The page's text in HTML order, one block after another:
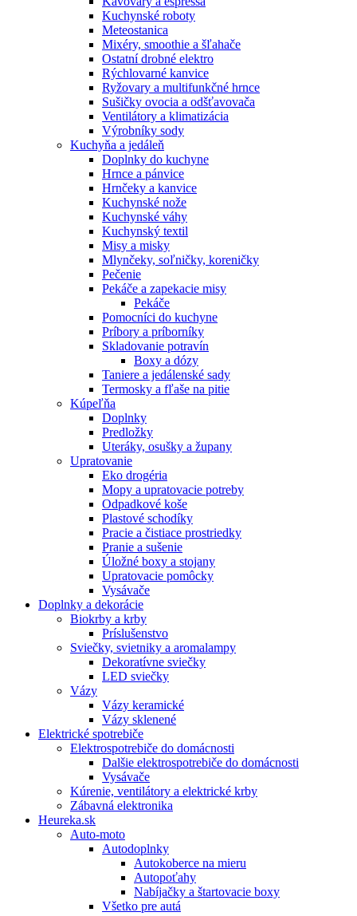
Kuchynské roboty
Meteostanica
Mixéry, smoothie a šľahače
Ostatní drobné elektro
Rýchlovarné kanvice
Ryžovary a multifunkčné hrnce
Sušičky ovocia a odšťavovača
Ventilátory a klimatizácia
Výrobníky sody
Kuchyňa a jedáleň
Doplnky do kuchyne
Hrnce a pánvice
Hrnčeky a kanvice
Kuchynské nože
Kuchynské váhy
Kuchynský textil
Misy a misky
Mlynčeky, soľničky, koreničky
Pečenie
Pekáče a zapekacie misy
Pekáče
Pomocníci do kuchyne
Príbory a príborníky
Skladovanie potravín
Boxy a dózy
Taniere a jedálenské sady
Termosky a fľaše na pitie
Kúpeľňa
Doplnky
Predložky
Uteráky, osušky a župany
Upratovanie
Eko drogéria
Mopy a upratovacie potreby
Odpadkové koše
Plastové schodíky
Pracie a čistiace prostriedky
Pranie a sušenie
Úložné boxy a stojany
Upratovacie pomôcky
Vysávače
Doplnky a dekorácie
Biokrby a krby
Príslušenstvo
Sviečky, svietniky a aromalampy
Dekoratívne sviečky
LED sviečky
Vázy
Vázy keramické
Vázy sklenené
Elektrické spotrebiče
Elektrospotrebiče do domácnosti
Dalšie elektrospotrebiče do domácnosti
Vysávače
Kúrenie, ventilátory a elektrické krby
Zábavná elektronika
Heureka.sk
Auto-moto
Autodoplnky
Autokoberce na mieru
Autopoťahy
Nabíjačky a štartovacie boxy
Všetko pre autá